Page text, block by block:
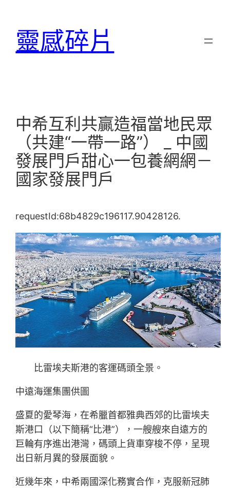
靈感碎片
中希互利共贏造福當地民眾
（共建“一帶一路”） _ 中國
發展門戶甜心一包養網網－
國家發展門戶
requestId:68b4829c196117.90428126.
比雷埃夫斯港的客運碼頭全景。
中遠海運集團供圖
盛夏的愛琴海，在希臘首都雅典西郊的比雷埃夫
斯港口（以下簡稱“比港”），一艘艘來自遠方的
巨輪有序進出港灣，碼頭上貨車穿梭不停，呈現
出日新月異的發展面貌。
近幾年來，中希兩國深化務實合作，克服新冠肺